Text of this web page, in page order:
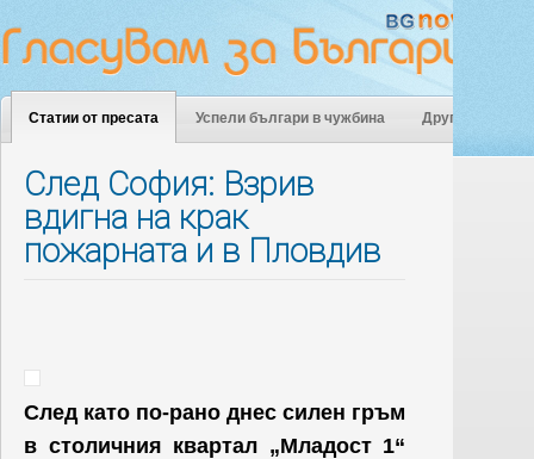
Статии от пресата Успели българи в чужбина Други
След София: Взрив
вдигна на крак
пожарната и в Пловдив
След като по-рано днес силен гръм
в столичния квартал „Младост 1“